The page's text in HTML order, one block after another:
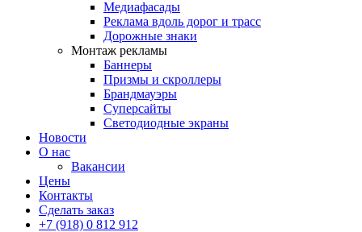
Медиафасады
Реклама вдоль дорог и трасс
Дорожные знаки
Монтаж рекламы
Баннеры
Призмы и скроллеры
Брандмауэры
Суперсайты
Cветодиодные экраны
Новости
О нас
Вакансии
Цены
Контакты
Сделать заказ
+7 (918) 0 812 912